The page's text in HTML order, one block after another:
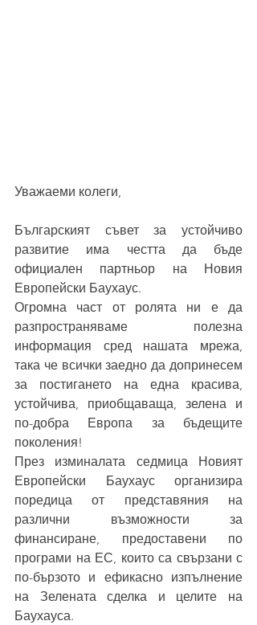
Уважаеми колеги,
Българският съвет за устойчиво
развитие има честта да бъде
официален партньор на Новия
Европейски Баухаус.
Огромна част от ролята ни е да
разпространяваме полезна
информация сред нашата мрежа,
така че всички заедно да допринесем
за постигането на една красива,
устойчива, приобщаваща, зелена и
по-добра Европа за бъдещите
поколения!
През изминалата седмица Новият
Европейски Баухаус организира
поредица от представяния на
различни възможности за
финансиране, предоставени по
програми на ЕС, които са свързани с
по-бързото и ефикасно изпълнение
на Зелената сделка и целите на
Баухауса.